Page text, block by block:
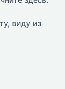
виду из